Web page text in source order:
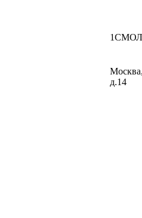
д.14